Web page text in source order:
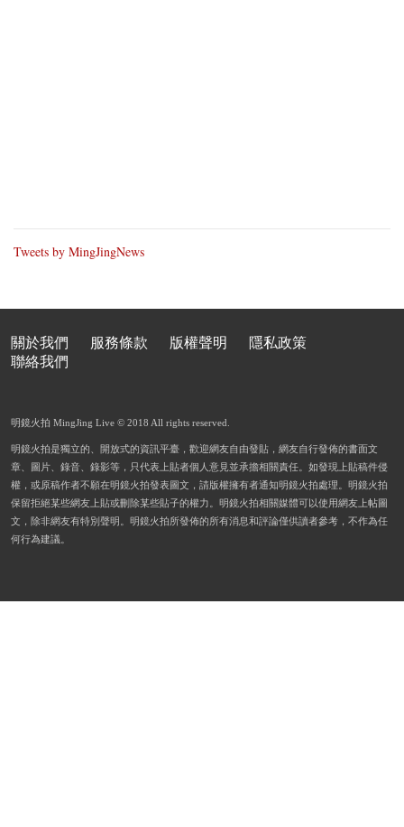
Tweets by MingJingNews
關於我們 服務條款 版權聲明
隱私政策
聯絡我們
明鏡火拍 MingJing Live © 2018 All rights reserved.
明鏡火拍是獨立的、開放式的資訊平臺，歡迎網友自由發貼，網友自行發佈的書面文
章、圖片、錄音、錄影等，只代表上貼者個人意見並承擔相關責任。如發現上貼稿件侵
權，或原稿作者不願在明鏡火拍發表圖文，請版權擁有者通知明鏡火拍處理。明鏡火拍
保留拒絕某些網友上貼或刪除某些貼子的權力。明鏡火拍相關媒體可以使用網友上帖圖
文，除非網友有特別聲明。明鏡火拍所發佈的所有消息和評論僅供讀者參考，不作為任
何行為建議。